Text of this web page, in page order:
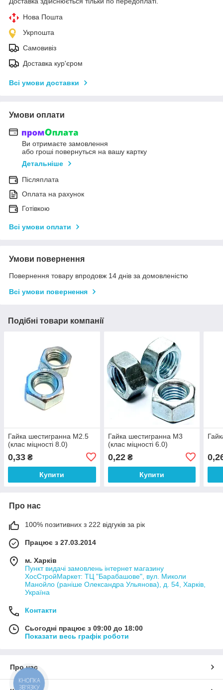
Нова Пошта
Укрпошта
Самовивіз
Доставка кур'єром
Всі умови доставки
Умови оплати
Ви отримаєте замовлення
або гроші повернуться на вашу картку
Детальніше
Післяплата
Оплата на рахунок
Готівкою
Всі умови оплати
Умови повернення
Повернення товару впродовж 14 днів за домовленістю
Всі умови повернення
Подібні товари компанії
Гайка шестигранна М2.5
(клас міцності 8.0)
0,33 ₴
Купити
Гайка шестигранна М3
(клас міцності 6.0)
0,22₴
Купити
Про нас
100% позитивних з 222 відгуків за рік
Працює з 27.03.2014
м. Харків
Пункт видачі замовлень інтернет магазину
ХосСтройМаркет: ТЦ "Барабашове", вул. Миколи
Манойло (раніше Олександра Ульянова), д. 54, Харків,
Україна
Контакти
Сьогодні працює з 09:00 до 18:00
Показати весь графік роботи
Про нас
КНОПКА
ЗВ'ЯЗКУ